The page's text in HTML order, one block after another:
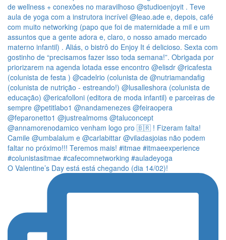
O Valentine’s Day está está chegando (dia 14/02)!